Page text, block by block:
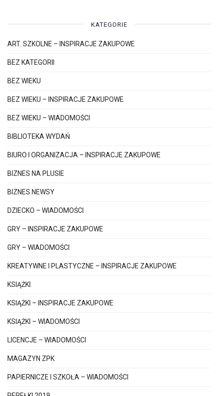
KATEGORIE
ART. SZKOLNE – INSPIRACJE ZAKUPOWE
BEZ KATEGORII
BEZ WIEKU
BEZ WIEKU – INSPIRACJE ZAKUPOWE
BEZ WIEKU – WIADOMOŚCI
BIBLIOTEKA WYDAŃ
BIURO I ORGANIZACJA – INSPIRACJE ZAKUPOWE
BIZNES NA PLUSIE
BIZNES NEWSY
DZIECKO – WIADOMOŚCI
GRY – INSPIRACJE ZAKUPOWE
GRY – WIADOMOŚCI
KREATYWNE I PLASTYCZNE – INSPIRACJE ZAKUPOWE
KSIĄŻKI
KSIĄŻKI – INSPIRACJE ZAKUPOWE
KSIĄŻKI – WIADOMOŚCI
LICENCJE – WIADOMOŚCI
MAGAZYN ZPK
PAPIERNICZE I SZKOŁA – WIADOMOŚCI